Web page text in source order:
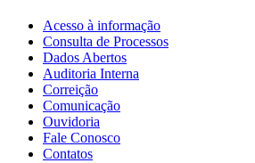
Acesso à informação
Consulta de Processos
Dados Abertos
Auditoria Interna
Correição
Comunicação
Ouvidoria
Fale Conosco
Contatos